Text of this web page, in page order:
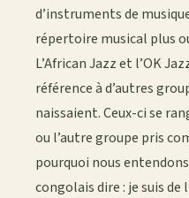
d’instruments de
répertoire musical plus
L’African Jazz et l’OK
référence à d’autres
naissaient. Ceux-ci se
ou l’autre groupe pris
pourquoi nous
congolais dire : je suis de